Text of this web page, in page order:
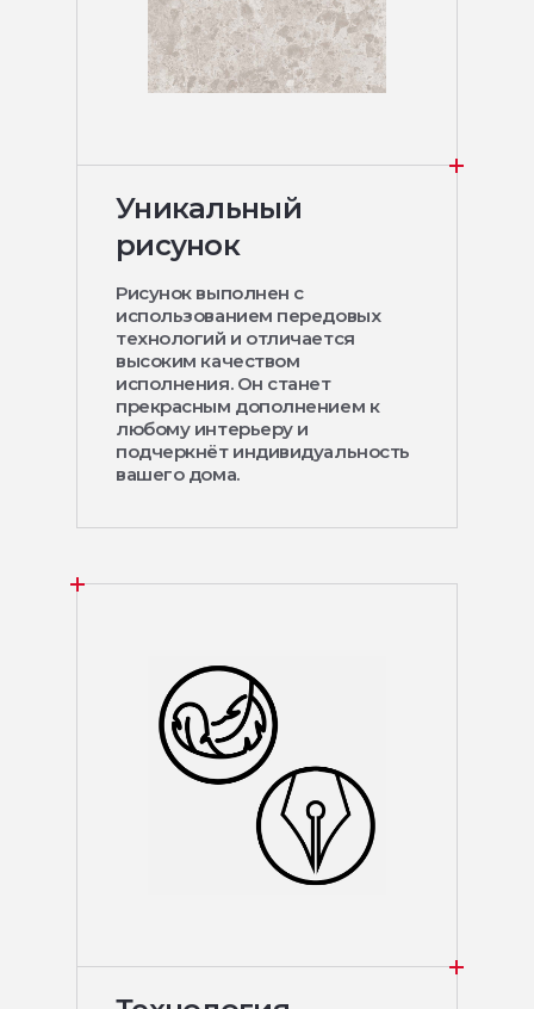
Уникальный
рисунок
Рисунок выполнен с
использованием передовых
технологий и отличается
высоким качеством
исполнения. Он станет
прекрасным дополнением к
любому интерьеру и
подчеркнёт индивидуальность
вашего дома.